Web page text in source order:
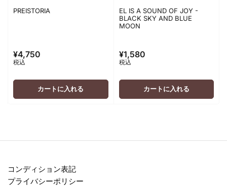
PREISTORIA
通
常
価
¥4,750
税込
カートに入れる
EL IS A SOUND OF JOY -
BLACK SKY AND BLUE
MOON
通
常
価
¥1,580
税込
カートに入れる
コンディション表記
プライバシーポリシー